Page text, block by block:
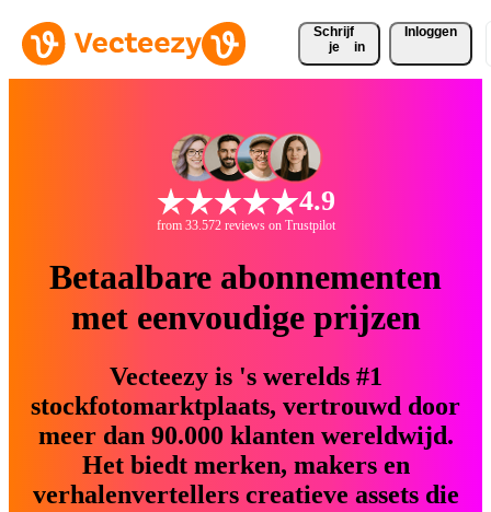
Schrijf
je
in
Inloggen
4.9
from 33.572 reviews on Trustpilot
Betaalbare abonnementen
met eenvoudige prijzen
Vecteezy is 's werelds #1
stockfotomarktplaats, vertrouwd door
meer dan 90.000 klanten wereldwijd.
Het biedt merken, makers en
verhalenvertellers creatieve assets die